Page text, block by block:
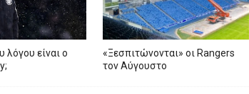
λόγου είναι ο
«Ξεσπιτώνονται» οι Rangers
τον Αύγουστο